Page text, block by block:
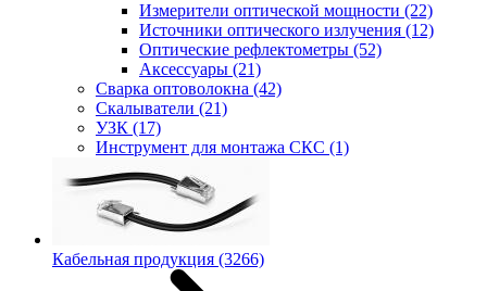
Измерители оптической мощности (22)
Источники оптического излучения (12)
Оптические рефлектометры (52)
Аксессуары (21)
Сварка оптоволокна (42)
Скалыватели (21)
УЗК (17)
Инструмент для монтажа СКС (1)
Кабельная продукция (3266)